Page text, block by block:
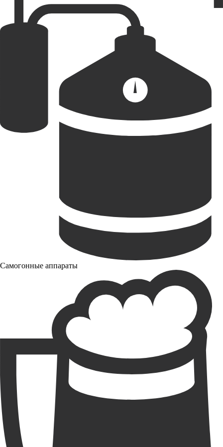
Самогонные аппараты